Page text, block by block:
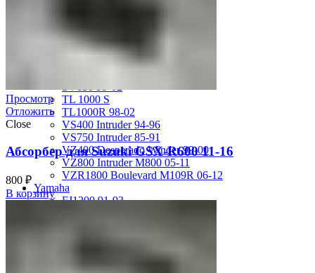
GSX-R750 SRAD 98-99
GSX-R750 W 92-95
SV400 98-02
TL 1000 S
TL1000R 98-02
VS400 Intruder 94-96
VS750 Intruder 85-91
VZ400 Desperado Winder 99-00
VZ800 Intruder M800 05-11
VZR1800 Boulevard M109R 06-12
Yamaha
FJ1200 91-93
Просмотр
Отложить
Close
Абсорбер для Suzuki GSX-R600 11-16
800 ₽
В корзину